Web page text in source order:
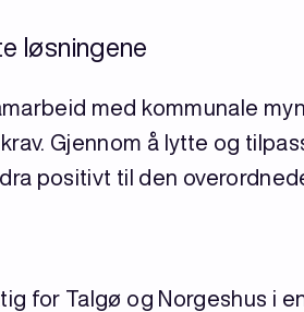
løsningene
med kommunale
Gjennom å lytte og
positivt til den
for Talgø og Norgeshus i